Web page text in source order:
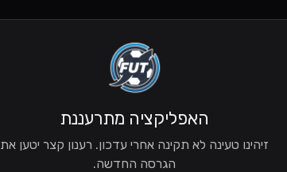
האפליקציה מתרעננת
זיהינו טעינה לא תקינה אחרי עדכון. רענון קצר יטען את
הגרסה החדשה.